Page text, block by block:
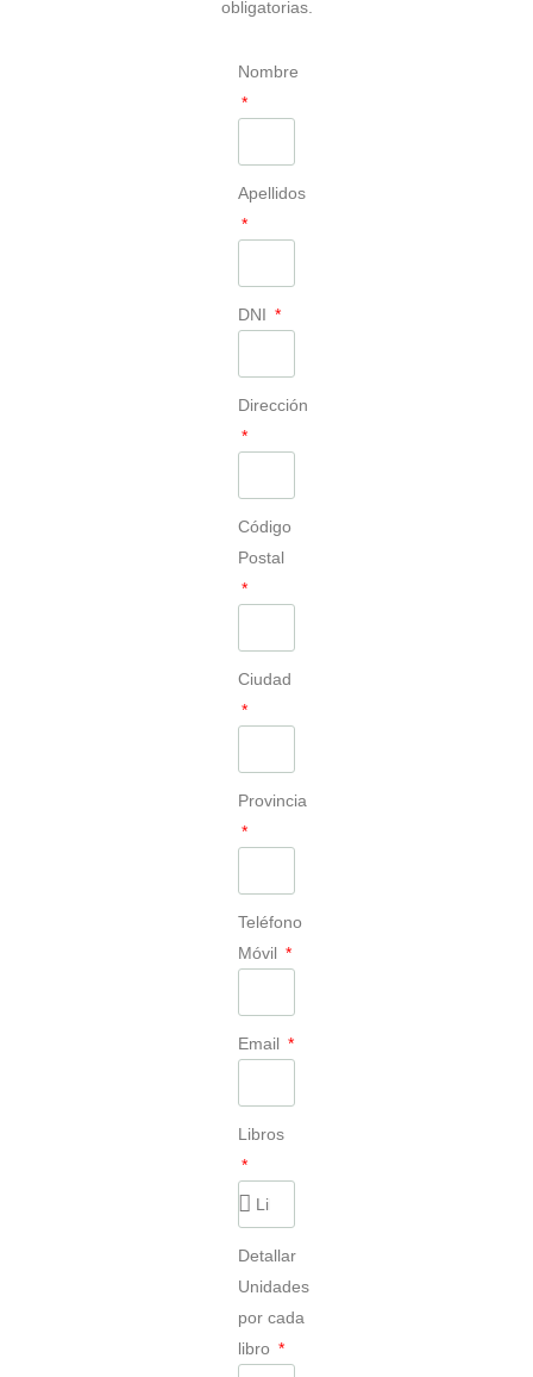
obligatorias.
Nombre
Apellidos
DNI
Dirección
Código
Postal
Ciudad
Provincia
Teléfono
Móvil
Email
Libros
Detallar
Unidades
por cada
libro